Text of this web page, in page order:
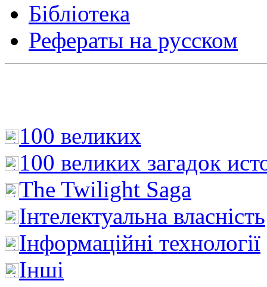
Бібліотека
Рефераты на русском
100 великих
100 великих загадок
The Twilight Saga
Інтелектуальна влaсність
Інформаційні технології
Інші